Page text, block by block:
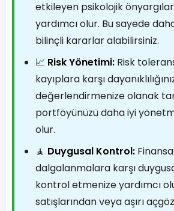
etkileyen psikolojik
yardımcı olur. Bu sayede
bilinçli kararlar alabilirsiniz.
📈 Risk Yönetimi: Risk
kayıplara karşı
değerlendirmenize olanak
portföyünüzü daha iyi
olur.
🧘 Duygusal Kontrol:
dalgalanmalara karşı
kontrol etmenize yardımcı
satışlarından veya aşırı